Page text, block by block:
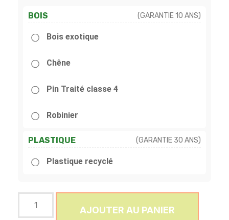
BOIS (GARANTIE 10 ANS)
Bois exotique
Chêne
Pin Traité classe 4
Robinier
PLASTIQUE (GARANTIE 30 ANS)
Plastique recyclé
AJOUTER AU PANIER